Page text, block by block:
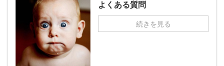
よくある質問
続きを見る